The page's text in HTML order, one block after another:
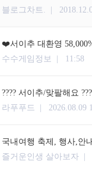
블로그차트. |
❤️서이추 대환영
수수게임정보 |
11:58
???? 서이추/맞팔해요
라푸푸드 | 2026.08.09
국내여행 축제, 행사,안
즐거운인생 살아보자 |